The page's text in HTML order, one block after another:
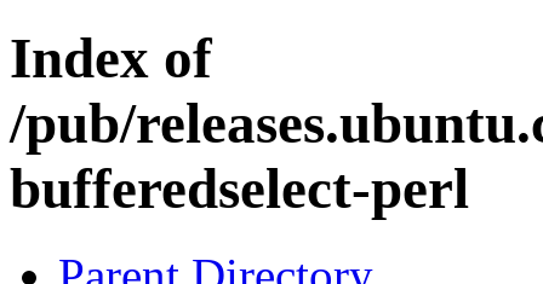
Index of
/pub/
bufferedselect-perl